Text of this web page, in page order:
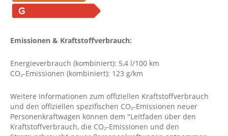
Emissionen & Kraftstoffverbrauch:
Energieverbrauch (kombiniert): 5,4 l/100 km
CO₂-Emissionen (kombiniert): 123 g/km
Weitere Informationen zum offiziellen Kraftstoffverbrauch
und den offiziellen spezifischen CO₂-Emissionen neuer
Personenkraftwagen können dem "Leitfaden über den
Kraftstoffverbrauch, die CO₂-Emissionen und den